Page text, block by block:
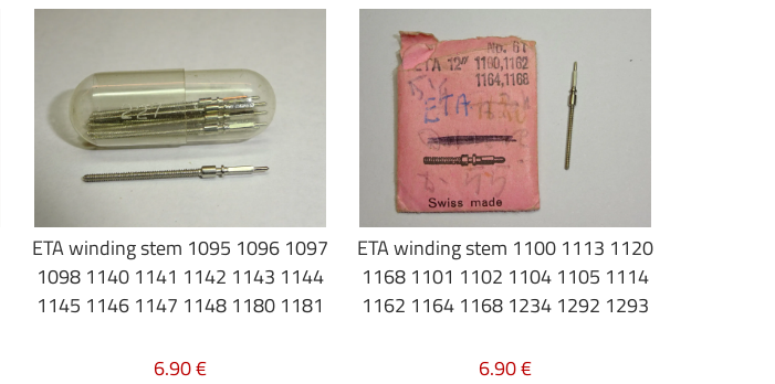
ETA winding stem 1095 1096 1097
1098 1140 1141 1142 1143 1144
1145 1146 1147 1148 1180 1181
6.90 €
ETA winding stem 1100 1113 1120
1168 1101 1102 1104 1105 1114
1162 1164 1168 1234 1292 1293
6.90 €